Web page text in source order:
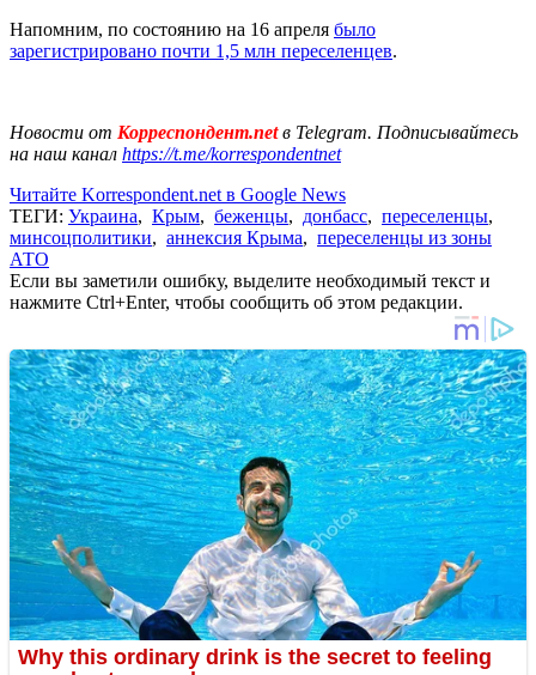
Напомним, по состоянию на 16 апреля было
зарегистрировано почти 1,5 млн переселенцев.
Новости от Корреспондент.netв Telegram. Подписывайтесь
на наш канал https://t.me/korrespondentnet
Читайте Korrespondent.net в Google News
ТЕГИ: Украина, Крым, беженцы, донбасс, переселенцы,
минсоцполитики, аннексия Крыма, переселенцы из зоны
АТО
Если вы заметили ошибку, выделите необходимый текст и
нажмите Ctrl+Enter, чтобы сообщить об этом редакции.